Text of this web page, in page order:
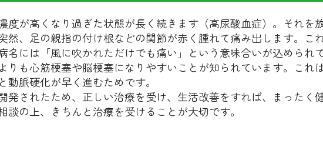
度が高くなり過ぎた状態が長く続きます（高尿酸血症）。それを
然、足の親指の付け根などの関節が赤く腫れて痛み出します。こ
名には「風に吹かれただけでも痛い」という意味合いが込められて
りも心筋梗塞や脳梗塞になりやすいことが知られています。これ
脈硬化が早く進むためです。
発されたため、正しい治療を受け、生活改善をすれば、まったく
の上、きちんと治療を受けることが大切です。